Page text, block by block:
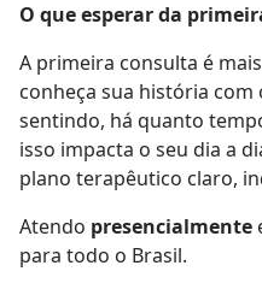
O que esperar da
A primeira consulta é
conheça sua história com
sentindo, há quanto
isso impacta o seu dia a
plano terapêutico claro,
Atendo presencialmente
para todo o Brasil.